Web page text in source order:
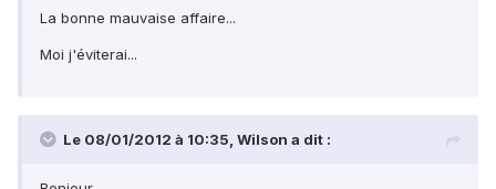
La bonne mauvaise affaire...
Moi j'éviterai...
Le 08/01/2012 à 10:35, Wilson a dit :